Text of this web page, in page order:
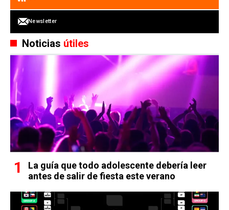
Newsletter
Noticias útiles
La guía que todo adolescente debería leer
antes de salir de fiesta este verano